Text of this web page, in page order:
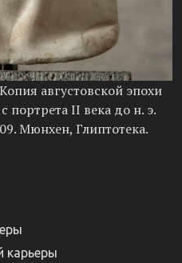
августовской эпохи
портрета II века до н. э.
Мюнхен, Глиптотека.
карьеры